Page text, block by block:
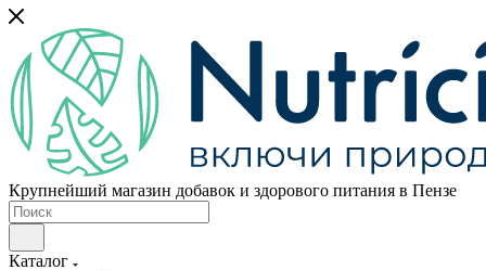
Крупнейший магазин добавок и здорового питания в Пензе
Каталог